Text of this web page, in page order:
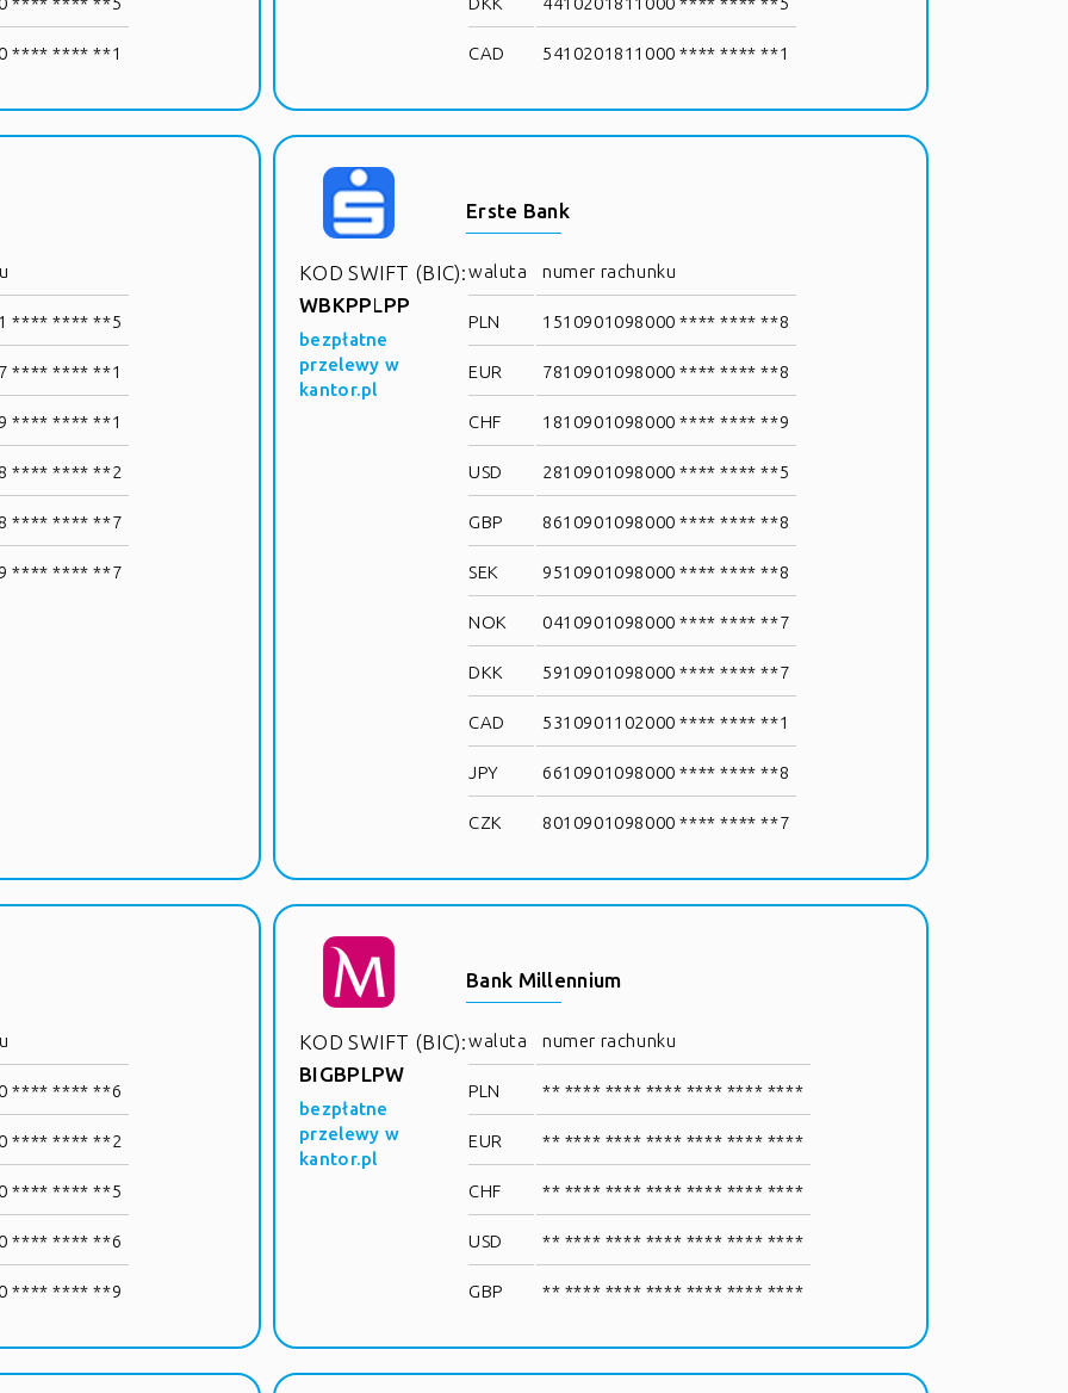
**** **** **1 CAD 5410201811000 **** **** **1
**** **** **5
**** **** **1
**** **** **1
**** **** **2
**** **** **7
**** **** **7
KOD SWIFT (BIC):
WBKPPLPP
bezpłatne
przelewy w
kantor.pl
Erste Bank
waluta numer rachunku
PLN 1510901098000 **** **** **8
EUR 7810901098000 **** **** **8
CHF 1810901098000 **** **** **9
USD 2810901098000 **** **** **5
GBP 8610901098000 **** **** **8
SEK 9510901098000 **** **** **8
NOK 0410901098000 **** **** **7
DKK 5910901098000 **** **** **7
CAD 5310901102000 **** **** **1
JPY 6610901098000 **** **** **8
CZK 8010901098000 **** **** **7
**** **** **6
**** **** **2
**** **** **5
**** **** **6
**** **** **9
KOD SWIFT (BIC):
BIGBPLPW
bezpłatne
przelewy w
kantor.pl
Bank Millennium
waluta numer rachunku
PLN ** **** **** **** **** **** ****
EUR ** **** **** **** **** **** ****
CHF ** **** **** **** **** **** ****
USD ** **** **** **** **** **** ****
GBP ** **** **** **** **** **** ****